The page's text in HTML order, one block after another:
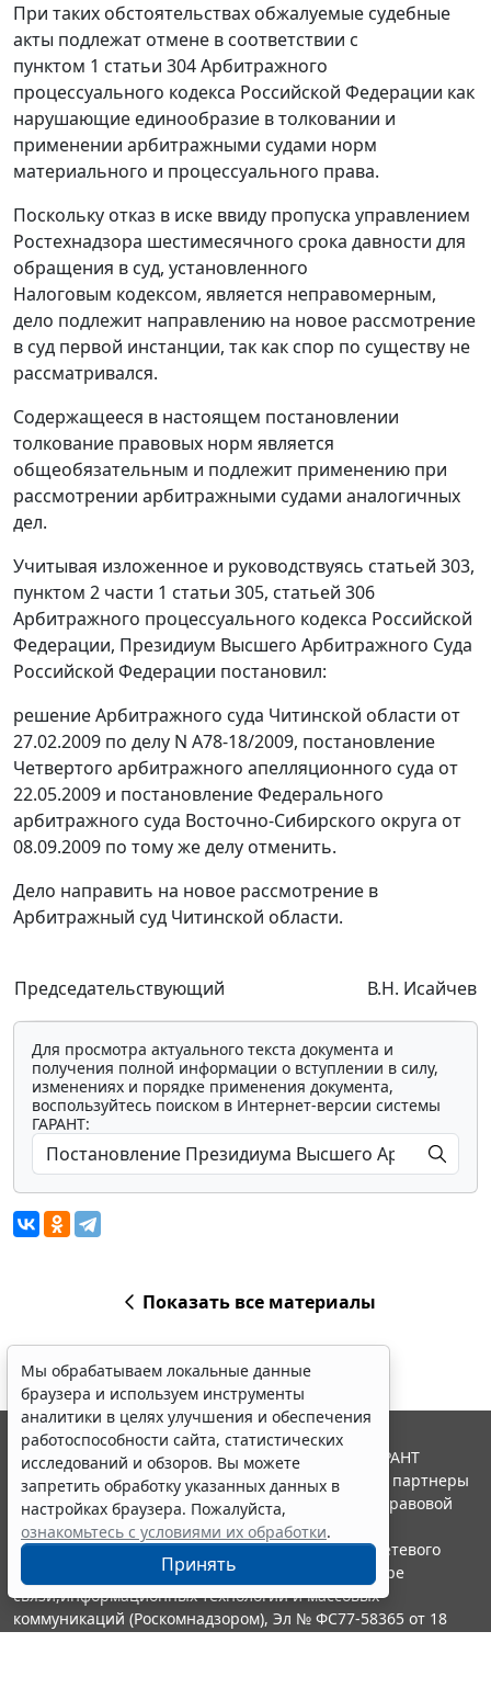
При таких обстоятельствах обжалуемые судебные
акты подлежат отмене в соответствии с
пунктом 1 статьи 304Арбитражного
процессуального кодекса Российской Федерации как
нарушающие единообразие в толковании и
применении арбитражными судами норм
материального и процессуального права.
Поскольку отказ в иске ввиду пропуска управлением
Ростехнадзора шестимесячного срока давности для
обращения в суд, установленного
Налоговым кодексом, является неправомерным,
дело подлежит направлению на новое рассмотрение
в суд первой инстанции, так как спор по существу не
рассматривался.
Содержащееся в настоящем постановлении
толкование правовых норм является
общеобязательным и подлежит применению при
рассмотрении арбитражными судами аналогичных
дел.
Учитывая изложенное и руководствуясь статьей 303,
пунктом 2 части 1 статьи 305, статьей 306
Арбитражного процессуального кодекса Российской
Федерации, Президиум Высшего Арбитражного Суда
Российской Федерации постановил:
решение Арбитражного суда Читинской области от
27.02.2009 по делу N А78-18/2009, постановление
Четвертого арбитражного апелляционного суда от
22.05.2009 и постановлениеФедерального
арбитражного суда Восточно-Сибирского округа от
08.09.2009 по тому же делу отменить.
Дело направить на новое рассмотрение в
Арбитражный суд Читинской области.
Председательствующий В.Н. Исайчев
Для просмотра актуального текста документа и
получения полной информации о вступлении в силу,
изменениях и порядке применения документа,
воспользуйтесь поиском в Интернет-версии системы
ГАРАНТ:
Показать все материалы
Мы обрабатываем локальные данные
браузера и используем инструменты
аналитики в целях улучшения и обеспечения
работоспособности сайта, статистических
исследований и обзоров. Вы можете
запретить обработку указанных данных в
настройках браузера. Пожалуйста,
ознакомьтесь с условиями их обработки.
Принять
© ООО "НПП "ГАРАНТ-СЕРВИС", 2026. Система ГАРАНТ
выпускается с 1990 года. Компания "Гарант" и ее партнеры
являются участниками Российской ассоциации правовой
информации ГАРАНТ.
Портал ГАРАНТ.РУ зарегистрирован в качестве сетевого
издания Федеральной службой по надзору в сфере
связи,информационных технологий и массовых
коммуникаций (Роскомнадзором), Эл № ФС77-58365 от 18